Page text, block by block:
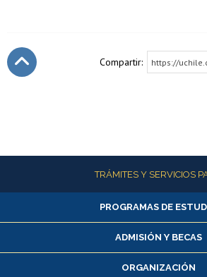
Compartir: https://
Más informaciónTRÁMITES Y SERVICIOS
Alumnas/os y
Matrícula en línea
Inscripción y cambio de
Consulta y certificado de
PROGRAMAS DE
ADMISIÓN Y BECAS
ORGANIZACIÓN